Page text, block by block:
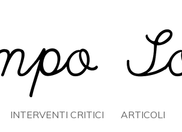
INTERVENTI CRITICI ARTICOLI